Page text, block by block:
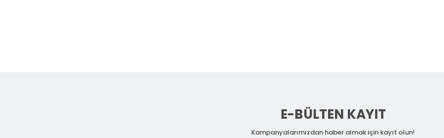
E-BÜLTEN KAYIT
Kampanyalarımızdan haber almak için kayıt olun!